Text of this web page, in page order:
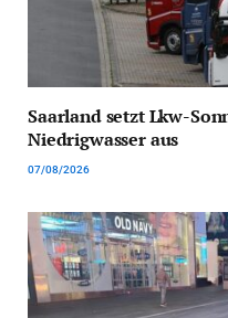
Saarland setzt Lkw-
Niedrigwasser aus
07/08/2026